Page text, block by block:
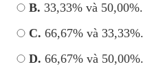
B. 33,33% và 50,00%.
C. 66,67% và 33,33%.
D. 66,67% và 50,00%.